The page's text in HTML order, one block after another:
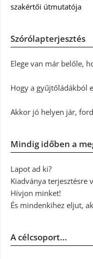
szakértői útmutatója
Szórólapterjesztés
Elege van már belőle,
Hogy a gyűjtőládákból
Akkor jó helyen jár,
Mindig időben a
Lapot ad ki?
Kiadványa terjesztésre
Hívjon minket!
És mindenkihez eljut,
A célcsoport…